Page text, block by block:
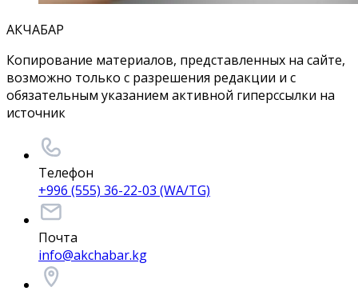
АКЧАБАР
Копирование материалов, представленных на сайте,
возможно только с разрешения редакции и с
обязательным указанием активной гиперссылки на
источник
Телефон
+996 (555) 36-22-03 (WA/TG)
Почта
info@akchabar.kg